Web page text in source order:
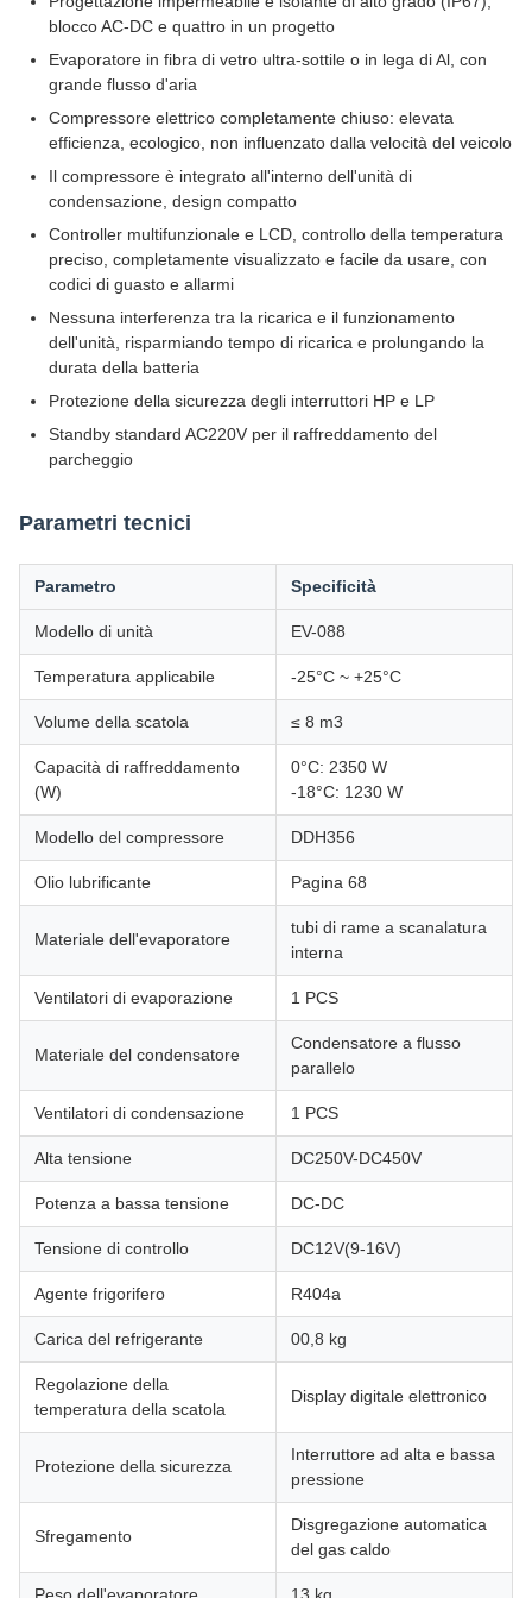
blocco AC-DC e quattro in un progetto
Evaporatore in fibra di vetro ultra-sottile o in lega di Al, con
grande flusso d'aria
Compressore elettrico completamente chiuso: elevata
efficienza, ecologico, non influenzato dalla velocità del veicolo
Il compressore è integrato all'interno dell'unità di
condensazione, design compatto
Controller multifunzionale e LCD, controllo della temperatura
preciso, completamente visualizzato e facile da usare, con
codici di guasto e allarmi
Nessuna interferenza tra la ricarica e il funzionamento
dell'unità, risparmiando tempo di ricarica e prolungando la
durata della batteria
Protezione della sicurezza degli interruttori HP e LP
Standby standard AC220V per il raffreddamento del
parcheggio
Parametri tecnici
Parametro Specificità
Modello di unità EV-088
Temperatura applicabile -25°C ~ +25°C
Volume della scatola ≤ 8 m3
Capacità di raffreddamento
(W)
0°C: 2350 W
-18°C: 1230 W
Modello del compressore DDH356
Olio lubrificante Pagina 68
Materiale dell'evaporatore
tubi di rame a scanalatura
interna
Ventilatori di evaporazione 1 PCS
Materiale del condensatore
Condensatore a flusso
parallelo
Ventilatori di condensazione 1 PCS
Alta tensione DC250V-DC450V
Potenza a bassa tensione DC-DC
Tensione di controllo DC12V(9-16V)
Agente frigorifero R404a
Carica del refrigerante 00,8 kg
Regolazione della
temperatura della scatola
Display digitale elettronico
Protezione della sicurezza
Interruttore ad alta e bassa
pressione
Sfregamento
Disgregazione automatica
del gas caldo